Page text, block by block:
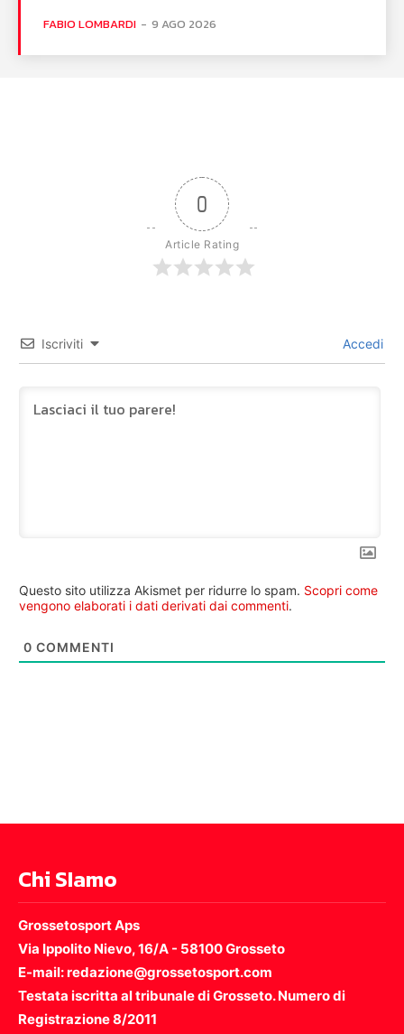
FABIO LOMBARDI - 9 AGO 2026
0
Article Rating
Iscriviti Accedi
Questo sito utilizza Akismet per ridurre lo spam. Scopri come
vengono elaborati i dati derivati dai commenti.
0 COMMENTI
Chi SIamo
Grossetosport Aps
Via Ippolito Nievo, 16/A - 58100 Grosseto
E-mail: redazione@grossetosport.com
Testata iscritta al tribunale di Grosseto. Numero di
Registrazione 8/2011